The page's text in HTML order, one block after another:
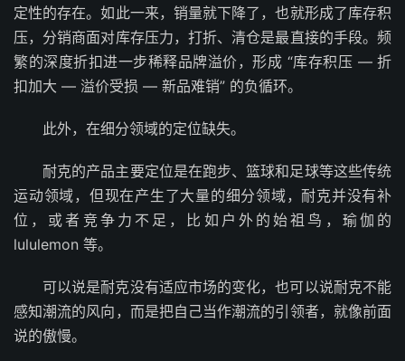
定性的存在。如此一来，销量就下降了，也就形成了库存积
压，分销商面对库存压力，打折、清仓是最直接的手段。频
繁的深度折扣进一步稀释品牌溢价，形成 “库存积压 — 折
扣加大 — 溢价受损 — 新品难销” 的负循环。
此外，在细分领域的定位缺失。
耐克的产品主要定位是在跑步、篮球和足球等这些传统
运动领域，但现在产生了大量的细分领域，耐克并没有补
位，或者竞争力不足，比如户外的始祖鸟，瑜伽的
lululemon 等。
可以说是耐克没有适应市场的变化，也可以说耐克不能
感知潮流的风向，而是把自己当作潮流的引领者，就像前面
说的傲慢。